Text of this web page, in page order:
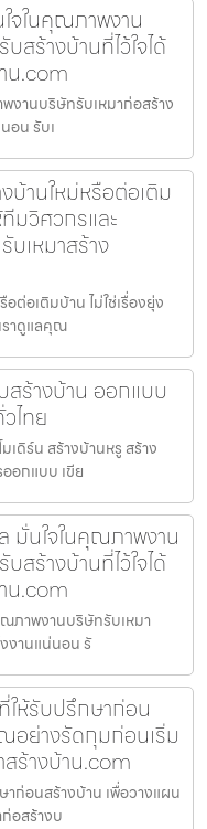
จในคุณภาพงาน
สร้างบ้านที่ไว้ใจได้
น.com
งานบริษัทรับเหมาก่อสร้าง
อน รับเ
บ้านใหม่หรือต่อเติม
มวิศวกรและ
เหมาสร้าง
ต่อเติมบ้าน ไม่ใช่เรื่องยุ่ง
ราดูแลคุณ
สร้างบ้าน ออกแบบ
ไทย
เดิร์น สร้างบ้านหรู สร้าง
อกแบบ เขีย
มั่นใจในคุณภาพงาน
สร้างบ้านที่ไว้ใจได้
น.com
ภาพงานบริษัทรับเหมา
งานแน่นอน รั
ให้รับปรึกษาก่อน
อย่างรัดกุมก่อนเริ่ม
ร้างบ้าน.com
าก่อนสร้างบ้าน เพื่อวางแผน
อสร้างบ